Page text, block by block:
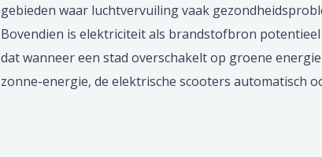
gebieden waar luchtvervuiling vaak
Bovendien is elektriciteit als brandstofbron
dat wanneer een stad overschakelt op groene
zonne-energie, de elektrische scooters automatisch